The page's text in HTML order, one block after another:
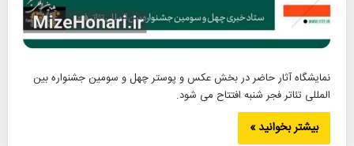
نمایشگاه آثار حاضر در بخش عکس و پوستر چهل و سومین جشنواره بین
المللی تئاتر فجر شنبه افتتاح می شود.
بیشتر بخوانید »